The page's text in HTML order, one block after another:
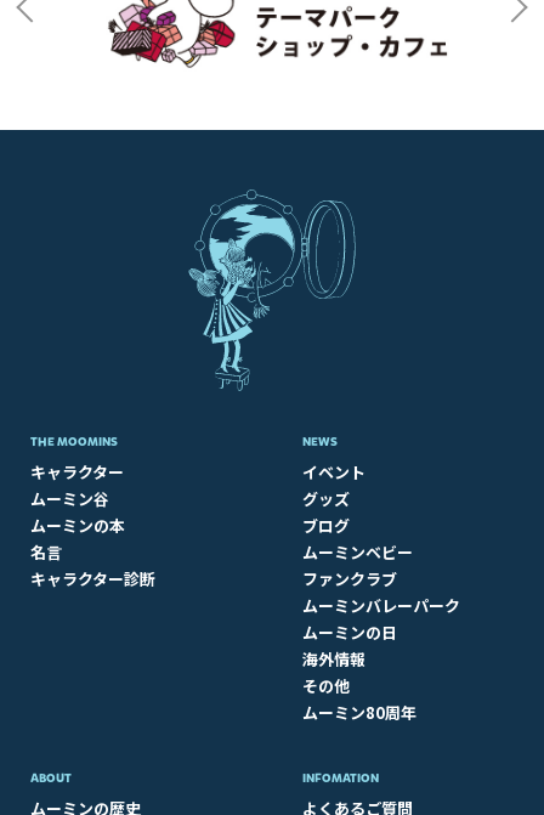
THE MOOMINS
キャラクター
ムーミン谷
ムーミンの本
名言
キャラクター診断
NEWS
イベント
グッズ
ブログ
ムーミンベビー
ファンクラブ
ムーミンバレーパーク
ムーミンの日
海外情報
その他
ムーミン80周年
ABOUT​
ムーミンの歴史
INFOMATION
よくあるご質問